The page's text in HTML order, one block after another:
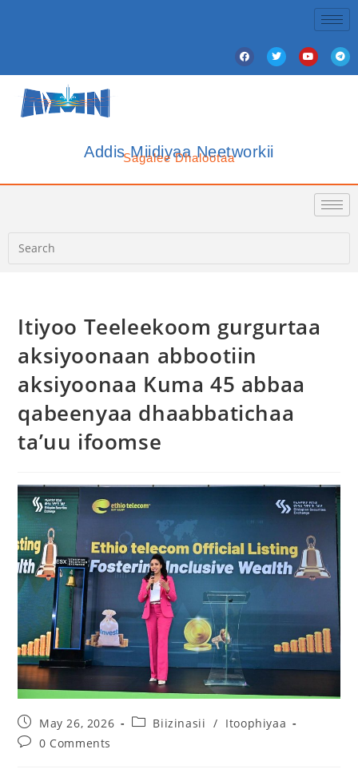
Addis Miidiyaa Neetworkii
Sagalee Dhalootaa
Itiyoo Teeleekoom gurgurtaa
aksiyoonaan abbootiin
aksiyoonaa Kuma 45 abbaa
qabeenyaa dhaabbatichaa
ta’uu ifoomse
May 26, 2026 Biizinasii / Itoophiyaa
0 Comments